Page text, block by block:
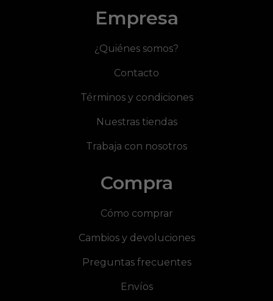
Empresa
¿Quiénes somos?
Contacto
Términos y condiciones
Nuestras tiendas
Trabaja con nosotros
Compra
Cómo comprar
Cambios y devoluciones
Preguntas frecuentes
Envíos